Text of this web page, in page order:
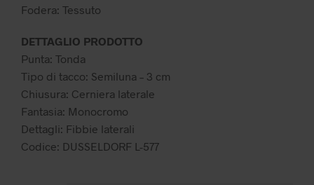
Fodera: Tessuto
DETTAGLIO PRODOTTO
Punta: Tonda
Tipo di tacco: Semiluna – 3 cm
Chiusura: Cerniera laterale
Fantasia: Monocromo
Dettagli: Fibbie laterali
Codice: DUSSELDORF L-577